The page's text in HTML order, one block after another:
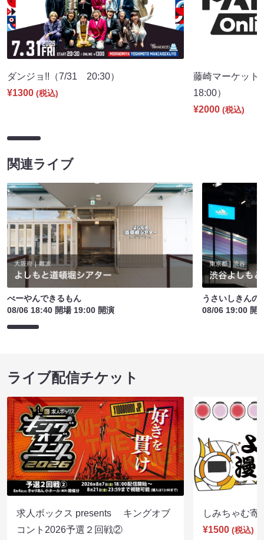
ダンジョ!!（7/31 20:30）
¥1300 (税込)
藤崎マーケッ
18:00）
¥2000 (税込)
関連ライブ
べーやんできるもん
08/06 18:40 開場 19:00 開演
うさいしきんの
08/06 19:00 開
ライブ配信チケット
求人ボックス presents キングオブ
コント2026予選２回戦②
しみちゃむ
¥1500 (税込)